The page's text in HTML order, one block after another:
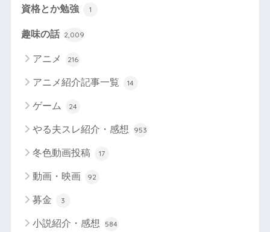
資格とか勉強 1
趣味の話 2,009
アニメ 216
アニメ紹介記事一覧 14
ゲーム 24
やる夫スレ紹介・感想 953
冬色動画投稿 17
動画・映画 92
募金 3
小説紹介・感想 584